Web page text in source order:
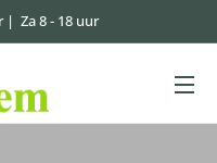
| Za 8 - 18 uur